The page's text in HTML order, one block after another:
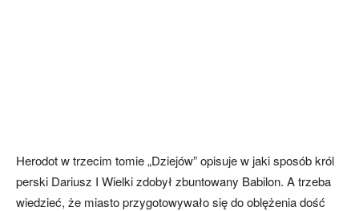
Herodot w trzecim tomie „Dziejów” opisuje w jaki sposób król
perski Dariusz I Wielki zdobył zbuntowany Babilon. A trzeba
wiedzieć, że miasto przygotowywało się do oblężenia dość